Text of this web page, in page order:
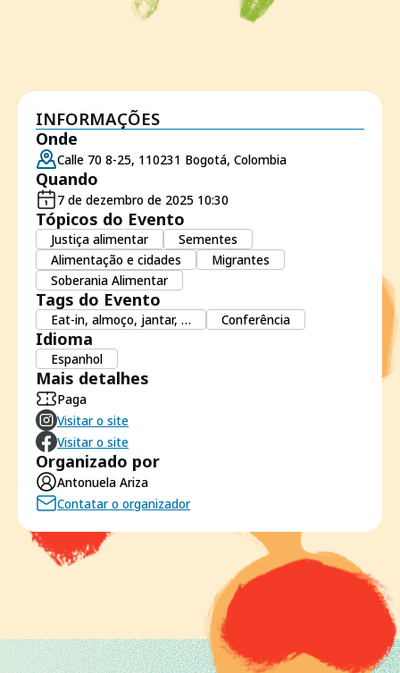
INFORMAÇÕES
Onde
Calle 70 8-25, 110231 Bogotá, Colombia
Quando
7 de dezembro de 2025 10:30
Tópicos do Evento
Justiça alimentar
Sementes
Alimentação e cidades
Migrantes
Soberania Alimentar
Tags do Evento
Eat-in, almoço, jantar, … Conferência
Idioma
Espanhol
Mais detalhes
Paga
Visitar o site
Visitar o site
Organizado por
Antonuela Ariza
Contatar o organizador